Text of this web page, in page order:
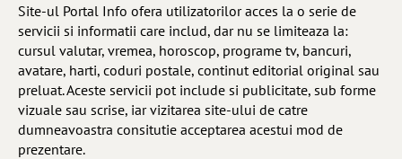
Site-ul Portal Info ofera utilizatorilor acces la o serie de
servicii si informatii care includ, dar nu se limiteaza la:
cursul valutar, vremea, horoscop, programe tv, bancuri,
avatare, harti, coduri postale, continut editorial original sau
preluat. Aceste servicii pot include si publicitate, sub forme
vizuale sau scrise, iar vizitarea site-ului de catre
dumneavoastra consitutie acceptarea acestui mod de
prezentare.